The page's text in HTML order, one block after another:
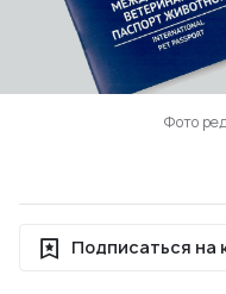
Фото
Подписаться на